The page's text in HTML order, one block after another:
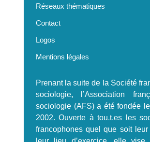
Réseaux thématiques
Contact
Logos
Mentions légales
Prenant la suite de la Société
sociologie, l’Association
sociologie (AFS) a été fondée
2002. Ouverte à tou.t.es les
francophones quel que soit leur